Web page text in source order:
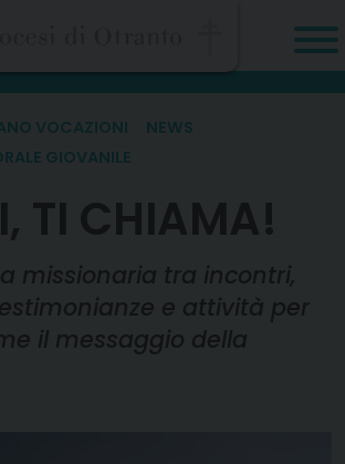
VOCAZIONI
NEWS
GIOVANILE
TI CHIAMA!
missionaria tra incontri,
e attività per
il messaggio della